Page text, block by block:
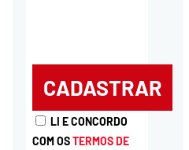
LI E CONCORDO
COM OSTERMOS DE